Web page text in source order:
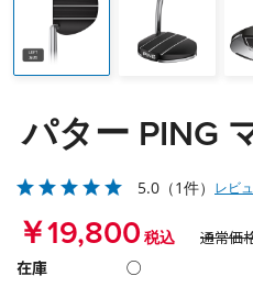
パター PING
￥19,800税込 通常価
在庫
○
5.0 （1件） レビ